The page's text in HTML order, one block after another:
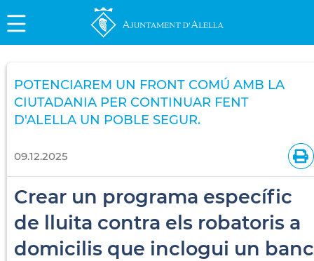
POTENCIAREM UN FRONT COMÚ AMB LA
CIUTADANIA PER CONTINUAR FENT
D'ALELLA UN POBLE SEGUR.
09.12.2025
Crear un programa específic
de lluita contra els robatoris a
domicilis que inclogui un banc